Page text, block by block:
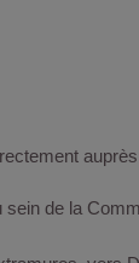
de la